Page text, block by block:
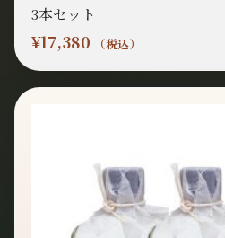
3本セット
¥17,380 （税込）